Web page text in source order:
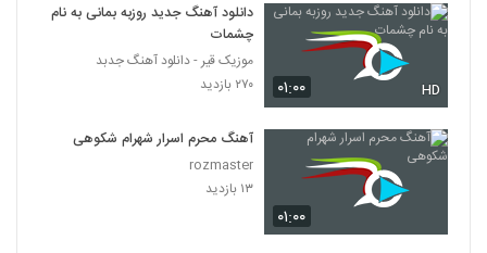
آهنگ خندیدن تو از علی هاشمی(پاپ)
572
موزیک زیبای لیلای من از ایمان غلامی
دانلود آهنگ تا ابد عاشقتم از امیرحسین نوشالی
به همراه متن ترانه
۰۱:۰۰ HD
دانلود آهنگ جدید روزبه بمانی به نام
چشمات
موزیک قیر - دانلود آهنگ جدبد
۲۷۰ بازدید
۰۱:۰۰
آهنگ محرم اسرار شهرام شکوهی
rozmaster
۱۳ بازدید